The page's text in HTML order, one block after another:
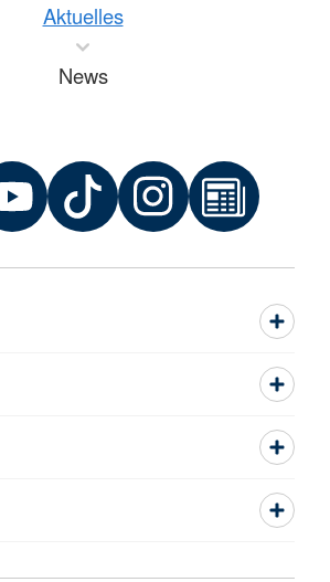
Aktuelles
News